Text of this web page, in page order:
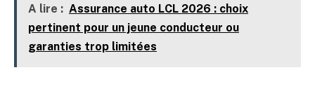
A lire : Assurance auto LCL 2026 : choix
pertinent pour un jeune conducteur ou
garanties trop limitées